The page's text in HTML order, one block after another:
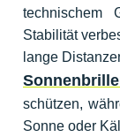
technischem
Stabilität
lange
schützen,
Sonne oder